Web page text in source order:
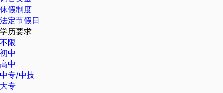
休假制度
法定节假日
学历要求
不限
初中
高中
中专/中技
大专